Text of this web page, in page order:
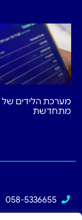
מתחדשת
058-5336655